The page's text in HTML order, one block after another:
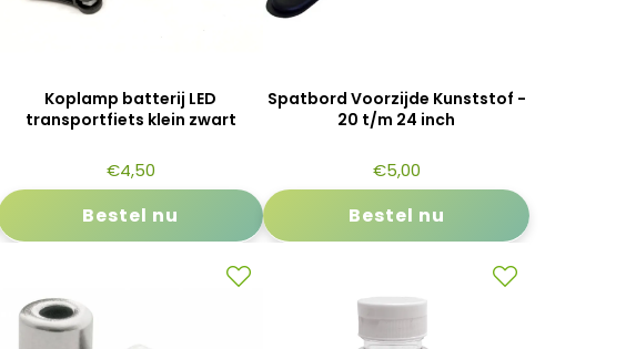
Koplamp batterij LED
transportfiets klein zwart
€4,50
Bestel nu
Spatbord Voorzijde Kunststof -
20 t/m 24 inch
€5,00
Bestel nu